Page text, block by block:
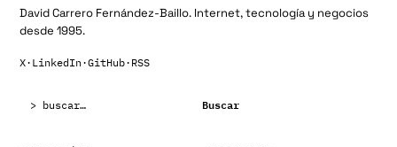
David Carrero Fernández-Baillo. Internet, tecnología y negocios
desde 1995.
X· LinkedIn·GitHub· RSS
Buscar